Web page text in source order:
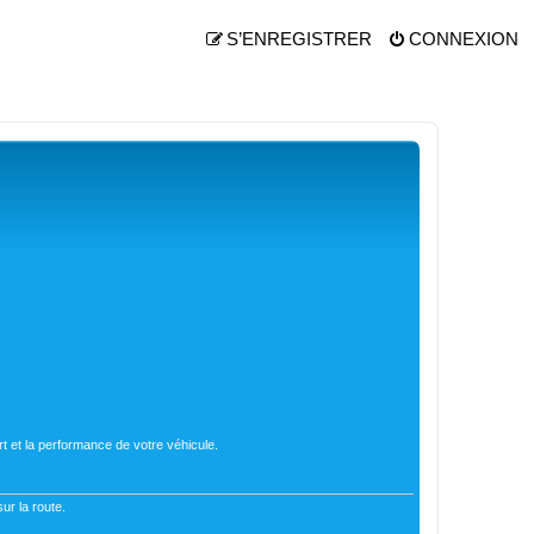
CONNEXION
S’ENREGISTRER
et la performance de votre véhicule.
la route.